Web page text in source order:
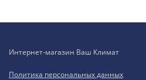
Интернет-магазин Ваш Климат
Политика персональных данных